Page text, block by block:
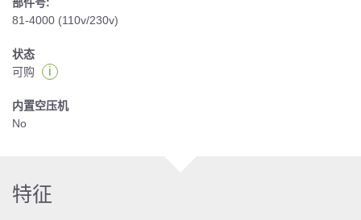
部件号:
81-4000 (110v/230v)
状态
可购
i
内置空压机
No
特征